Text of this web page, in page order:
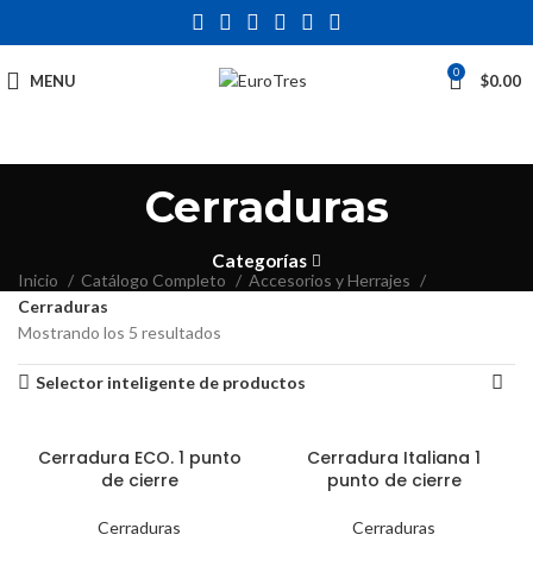
MENU 0 $0.00
Cerraduras
Categorías
Inicio Catálogo Completo
Accesorios y Herrajes
Cerraduras
Mostrando los 5 resultados
Selector inteligente de productos
Cerradura ECO. 1 punto
de cierre
Cerraduras
Cerradura Italiana 1
punto de cierre
Cerraduras